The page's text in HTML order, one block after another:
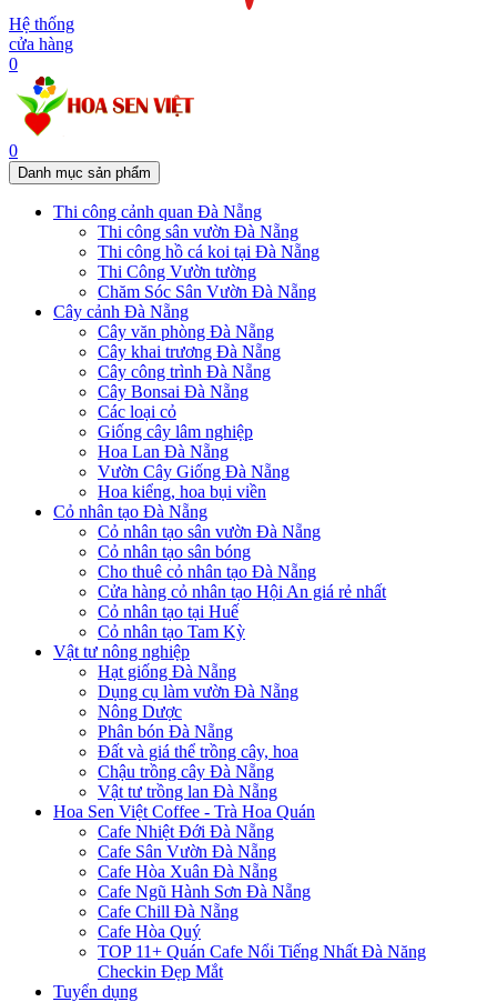
Hệ thống
cửa hàng
0
0
Danh mục sản phẩm
Thi công cảnh quan Đà Nẵng
Thi công sân vườn Đà Nẵng
Thi công hồ cá koi tại Đà Nẵng
Thi Công Vườn tường
Chăm Sóc Sân Vườn Đà Nẵng
Cây cảnh Đà Nẵng
Cây văn phòng Đà Nẵng
Cây khai trương Đà Nẵng
Cây công trình Đà Nẵng
Cây Bonsai Đà Nẵng
Các loại cỏ
Giống cây lâm nghiệp
Hoa Lan Đà Nẵng
Vườn Cây Giống Đà Nẵng
Hoa kiểng, hoa bụi viền
Cỏ nhân tạo Đà Nẵng
Cỏ nhân tạo sân vườn Đà Nẵng
Cỏ nhân tạo sân bóng
Cho thuê cỏ nhân tạo Đà Nẵng
Cửa hàng cỏ nhân tạo Hội An giá rẻ nhất
Cỏ nhân tạo tại Huế
Cỏ nhân tạo Tam Kỳ
Vật tư nông nghiệp
Hạt giống Đà Nẵng
Dụng cụ làm vườn Đà Nẵng
Nông Dược
Phân bón Đà Nẵng
Đất và giá thể trồng cây, hoa
Chậu trồng cây Đà Nẵng
Vật tư trồng lan Đà Nẵng
Hoa Sen Việt Coffee - Trà Hoa Quán
Cafe Nhiệt Đới Đà Nẵng
Cafe Sân Vườn Đà Nẵng
Cafe Hòa Xuân Đà Nẵng
Cafe Ngũ Hành Sơn Đà Nẵng
Cafe Chill Đà Nẵng
Cafe Hòa Quý
TOP 11+ Quán Cafe Nổi Tiếng Nhất Đà Năng
Checkin Đẹp Mắt
Tuyển dụng